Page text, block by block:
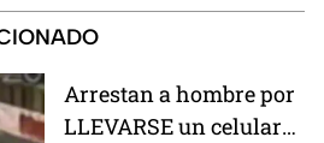
Arrestan a hombre por
LLEVARSE un celular